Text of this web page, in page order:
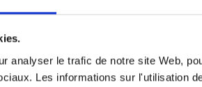
analyser le trafic de notre site Web,
Les informations sur l'utilisation
ELAN 10